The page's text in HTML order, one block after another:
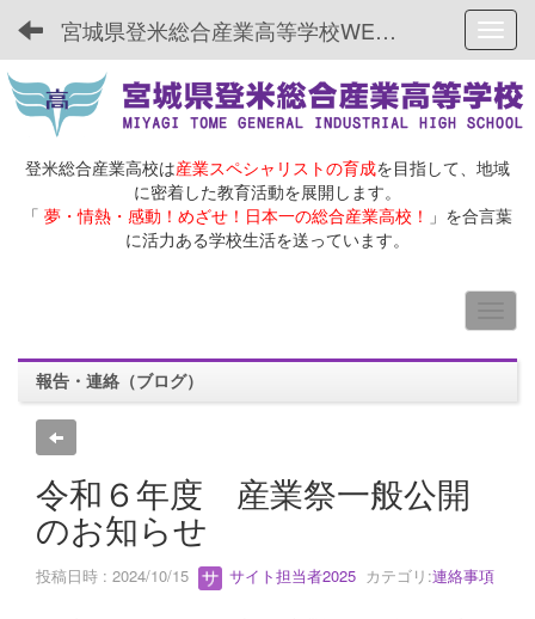
宮城県登米総合産業高等学校WEBサイト
登米総合産業高校は産業スペシャリストの育成を目指して、地域
に密着した教育活動を展開します。
「 夢・情熱・感動！めざせ！日本一の総合産業高校！ 」を合言葉
に活力ある学校生活を送っています。
報告・連絡（ブログ）
令和６年度 産業祭一般公開
のお知らせ
投稿日時 : 2024/10/15 サイト担当者2025 カテゴリ:連絡事項